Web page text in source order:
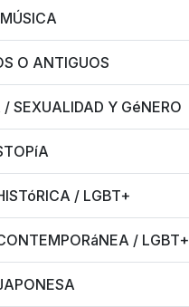
O ANTIGUOS
SEXUALIDAD Y GéNERO
/ LGBT+
/ LGBT+